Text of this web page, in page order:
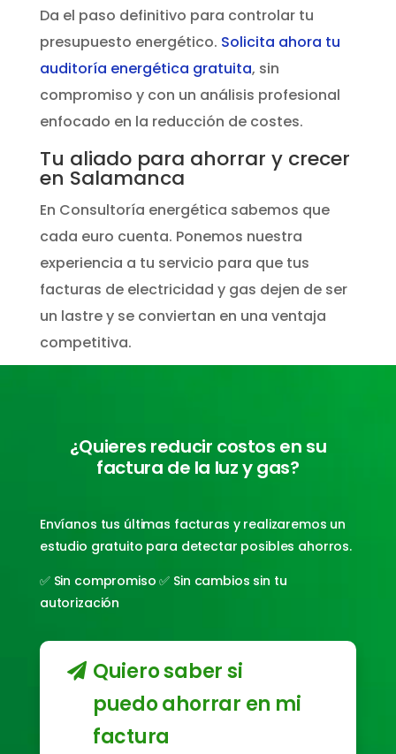
Da el paso definitivo para controlar tu
presupuesto energético. Solicita ahora tu
auditoría energética gratuita, sin
compromiso y con un análisis profesional
enfocado en la reducción de costes.
Tu aliado para ahorrar y crecer
en Salamanca
En Consultoría energética sabemos que
cada euro cuenta. Ponemos nuestra
experiencia a tu servicio para que tus
facturas de electricidad y gas dejen de ser
un lastre y se conviertan en una ventaja
competitiva.
¿Quieres reducir costos en su
factura de la luz y gas?
Envíanos tus últimas facturas y realizaremos un
estudio gratuito para detectar posibles ahorros.
✅ Sin compromiso ✅ Sin cambios sin tu
autorización
Quiero saber si
puedo ahorrar en mi
factura